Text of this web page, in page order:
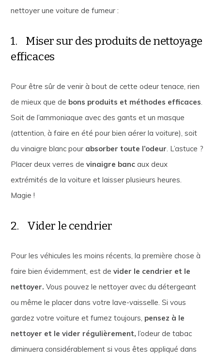
nettoyer une voiture de fumeur :
1. Miser sur des produits de nettoyage
efficaces
Pour être sûr de venir à bout de cette odeur tenace, rien
de mieux que de bons produits et méthodes efficaces.
Soit de l’ammoniaque avec des gants et un masque
(attention, à faire en été pour bien aérer la voiture), soit
du vinaigre blanc pour absorber toute l’odeur. L’astuce ?
Placer deux verres devinaigre bancaux deux
extrémités de la voiture et laisser plusieurs heures.
Magie !
2. Vider le cendrier
Pour les véhicules les moins récents, la première chose à
faire bien évidemment, est devider le cendrier et le
nettoyer. Vous pouvez le nettoyer avec du détergeant
ou même le placer dans votre lave-vaisselle. Si vous
gardez votre voiture et fumez toujours, pensez à le
nettoyer et le vider régulièrement,l’odeur de tabac
diminuera considérablement si vous êtes appliqué dans